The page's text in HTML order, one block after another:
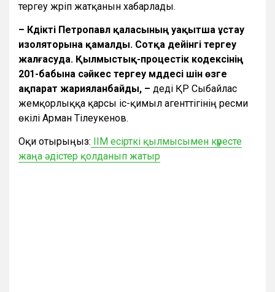
тергеу жүріп жатқанын хабарлады.
– Күдікті Петропавл қаласының уақытша ұстау
изоляторына қамалды. Сотқа дейінгі тергеу
жалғасуда. Қылмыстық-процестік кодексінің
201-бабына сәйкес тергеу мүддесі үшін өзге
ақпарат жарияланбайды, – деді ҚР Сыбайлас
жемқорлыққа қарсы іс-қимыл агенттігінің ресми
өкілі Арман Тілеукенов.
Оқи отырыңыз: ІІМ есірткі қылмысымен күресте
жаңа әдістер қолданып жатыр